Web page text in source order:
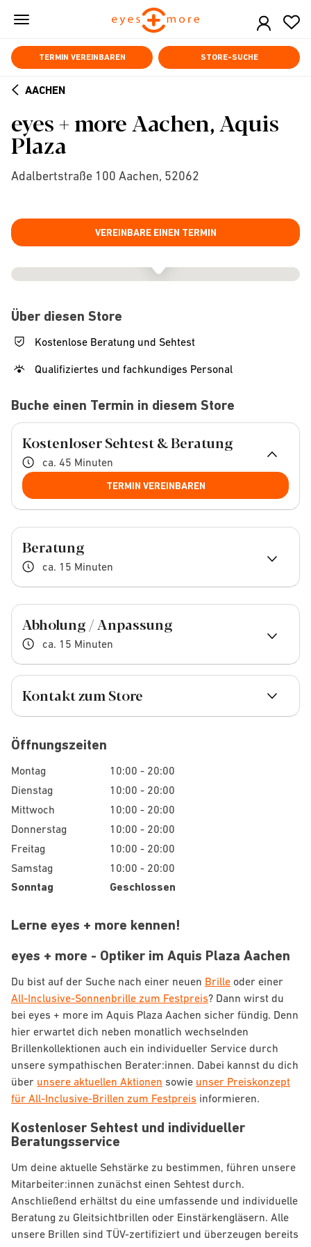
Skip
content
TERMIN VEREINBAREN STORE-SUCHE
AACHEN
eyes + more Aachen, Aquis
Plaza
Adalbertstraße 100 Aachen, 52062
VEREINBARE EINEN TERMIN
Über diesen Store
Kostenlose Beratung und Sehtest
Qualifiziertes und fachkundiges Personal
Buche einen Termin in diesem Store
Kostenloser Sehtest & Beratung
ca. 45 Minuten
TERMIN VEREINBAREN
Beratung
ca. 15 Minuten
Abholung / Anpassung
ca. 15 Minuten
Kontakt zum Store
Öffnungszeiten
Montag
10:00 - 20:00
Dienstag
10:00 - 20:00
Mittwoch
10:00 - 20:00
Donnerstag
10:00 - 20:00
Freitag
10:00 - 20:00
Samstag
10:00 - 20:00
Sonntag Geschlossen
Lerne eyes + more kennen!
eyes + more - Optiker im Aquis Plaza Aachen
Du bist auf der Suche nach einer neuen Brille oder einer
All-Inclusive-Sonnenbrille zum Festpreis? Dann wirst du
bei eyes + more im Aquis Plaza Aachen sicher fündig. Denn
hier erwartet dich neben monatlich wechselnden
Brillenkollektionen auch ein individueller Service durch
unsere sympathischen Berater:innen. Dabei kannst du dich
über unsere aktuellen Aktionen sowie unser Preiskonzept
für All-Inclusive-Brillen zum Festpreis informieren.
Kostenloser Sehtest und individueller
Beratungsservice
Um deine aktuelle Sehstärke zu bestimmen, führen unsere
Mitarbeiter:innen zunächst einen Sehtest durch.
Anschließend erhältst du eine umfassende und individuelle
Beratung zu Gleitsichtbrillen oder Einstärkengläsern. Alle
unsere Brillen sind TÜV-zertifiziert und überzeugen bereits